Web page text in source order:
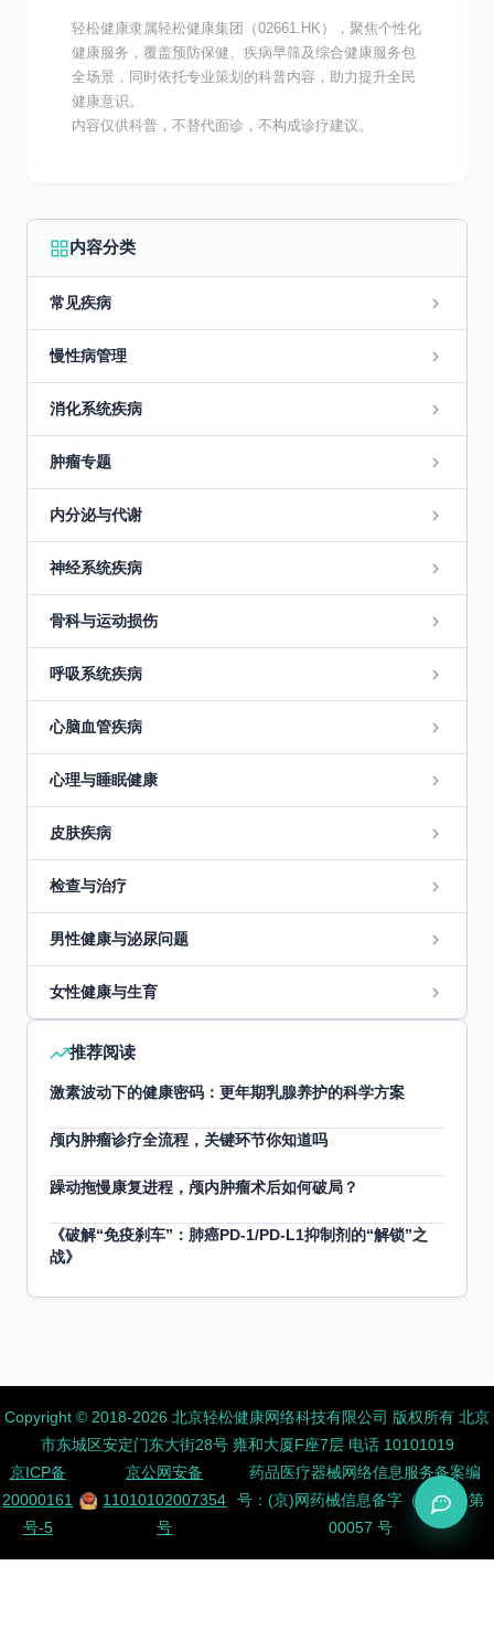
轻松健康隶属轻松健康集团（02661.HK），聚焦个性化
健康服务，覆盖预防保健、疾病早筛及综合健康服务包
全场景，同时依托专业策划的科普内容，助力提升全民
健康意识。
内容仅供科普，不替代面诊，不构成诊疗建议。
内容分类
常见疾病
慢性病管理
消化系统疾病
肿瘤专题
内分泌与代谢
神经系统疾病
骨科与运动损伤
呼吸系统疾病
心脑血管疾病
心理与睡眠健康
皮肤疾病
检查与治疗
男性健康与泌尿问题
女性健康与生育
推荐阅读
激素波动下的健康密码：更年期乳腺养护的科学方案
颅内肿瘤诊疗全流程，关键环节你知道吗
躁动拖慢康复进程，颅内肿瘤术后如何破局？
《破解“免疫刹车”：肺癌PD-1/PD-L1抑制剂的“解锁”之
战》
Copyright ©️ 2018-2026 北京轻松健康网络科技有限公司 版权所有 北京
市东城区安定门东大街28号 雍和大厦F座7层 电话 10101019
京ICP备
20000161
号-5
京公网安备
11010102007354
号
药品医疗器械网络信息服务备案编
号：(京)网药械信息备字（2026）第
00057 号